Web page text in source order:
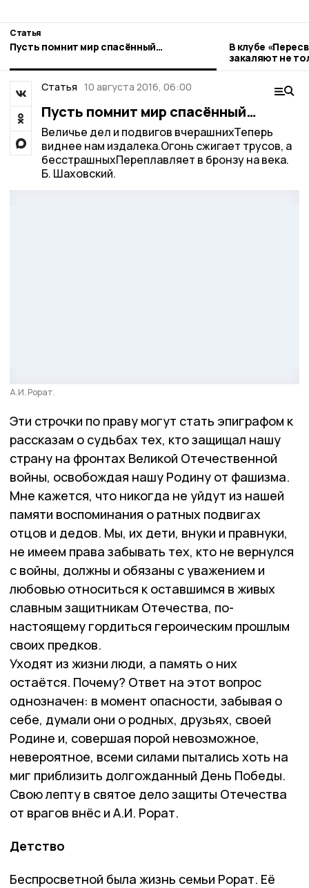
Статья
Пусть помнит мир спасённый…
В клубе
закаляют не
Статья 10 августа 2016, 06:00
Пусть помнит мир спасённый…
Величье дел и подвигов вчерашнихТеперь
виднее нам издалека.Огонь сжигает трусов, а
бесстрашныхПереплавляет в бронзу на века.
Б. Шаховский.
А.И. Рорат.
Эти строчки по праву могут стать эпиграфом к
рассказам о судьбах тех, кто защищал нашу
страну на фронтах Великой Отечественной
войны, освобождая нашу Родину от фашизма.
Мне кажется, что никогда не уйдут из нашей
памяти воспоминания о ратных подвигах
отцов и дедов. Мы, их дети, внуки и правнуки,
не имеем права забывать тех, кто не вернулся
с войны, должны и обязаны с уважением и
любовью относиться к оставшимся в живых
славным защитникам Отечества, по-
настоящему гордиться героическим прошлым
своих предков.
Уходят из жизни люди, а память о них
остаётся. Почему? Ответ на этот вопрос
однозначен: в момент опасности, забывая о
себе, думали они о родных, друзьях, своей
Родине и, совершая порой невозможное,
невероятное, всеми силами пытались хоть на
миг приблизить долгожданный День Победы.
Свою лепту в святое дело защиты Отечества
от врагов внёс и А.И. Рорат.
Детство
Беспросветной была жизнь семьи Рорат. Её